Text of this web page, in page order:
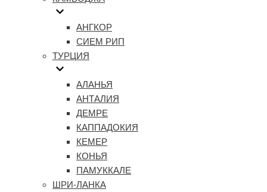
АНГКОР
СИЕМ РИП
ТУРЦИЯ
АЛАНЬЯ
АНТАЛИЯ
ДЕМРЕ
КАППАДОКИЯ
КЕМЕР
КОНЬЯ
ПАМУККАЛЕ
ШРИ-ЛАНКА